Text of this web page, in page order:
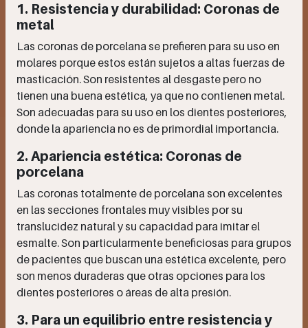
1. Resistencia y durabilidad: Coronas de
metal
Las coronas de porcelana se prefieren para su uso en
molares porque estos están sujetos a altas fuerzas de
masticación. Son resistentes al desgaste pero no
tienen una buena estética, ya que no contienen metal.
Son adecuadas para su uso en los dientes posteriores,
donde la apariencia no es de primordial importancia.
2. Apariencia estética: Coronas de
porcelana
Las coronas totalmente de porcelana son excelentes
en las secciones frontales muy visibles por su
translucidez natural y su capacidad para imitar el
esmalte. Son particularmente beneficiosas para grupos
de pacientes que buscan una estética excelente, pero
son menos duraderas que otras opciones para los
dientes posteriores o áreas de alta presión.
3. Para un equilibrio entre resistencia y